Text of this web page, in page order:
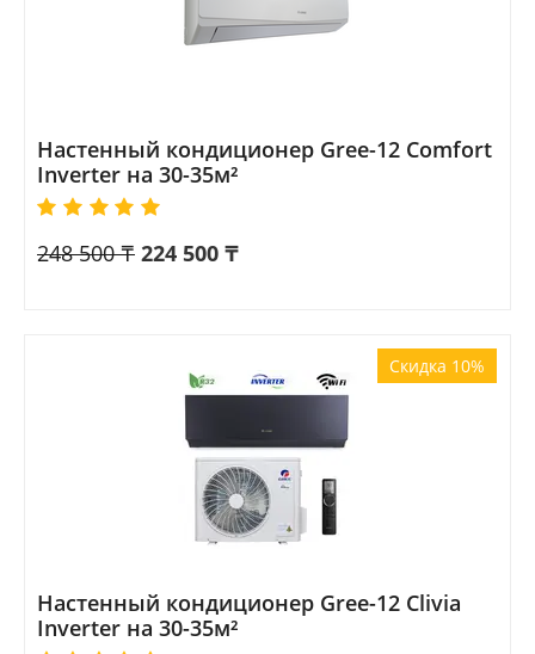
Настенный кондиционер Gree-12 Comfort
Inverter на 30-35м²
248 500 ₸ 224 500 ₸
Скидка 10%
Настенный кондиционер Gree-12 Clivia
Inverter на 30-35м²